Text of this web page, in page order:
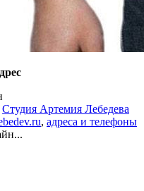
Студия Артемия Лебедева
, адреса и телефоны